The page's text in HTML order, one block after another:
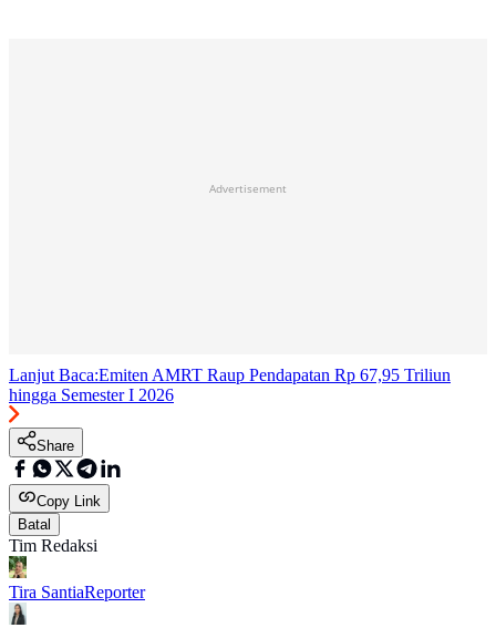
Advertisement
Lanjut Baca:Emiten AMRT Raup Pendapatan Rp 67,95 Triliun
hingga Semester I 2026
Share
Copy Link
Batal
Tim Redaksi
Tira SantiaReporter